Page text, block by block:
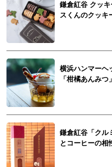
鎌倉紅谷 クッ
スくんのクッキ
横浜ハンマーヘ
「柑橘あんみつ
鎌倉紅谷「クル
とコーヒーの相